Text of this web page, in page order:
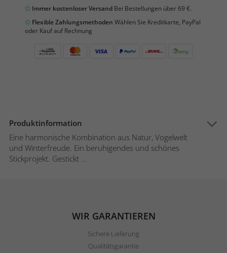
Immer kostenloser Versand Bei Bestellungen über 69 €.
Flexible Zahlungsmethoden Wählen Sie Kreditkarte, PayPal
oder Kauf auf Rechnung
Produktinformation
Eine harmonische Kombination aus Natur, Vogelwelt
und Winterfreude. Ein beruhigendes und schönes
Stickprojekt. Gestickt ...
WIR GARANTIEREN
Sichere Lieferung
Qualitätsgarantie